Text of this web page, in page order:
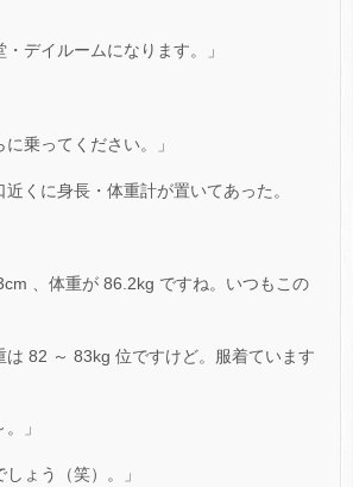
デイルームになります。」
乗ってください。」
くに身長・体重計が置いてあった。
、体重が 86.2kg ですね。いつもこの
は 82 ～ 83kg 位ですけど。服着ています
」
ょう（笑）。」